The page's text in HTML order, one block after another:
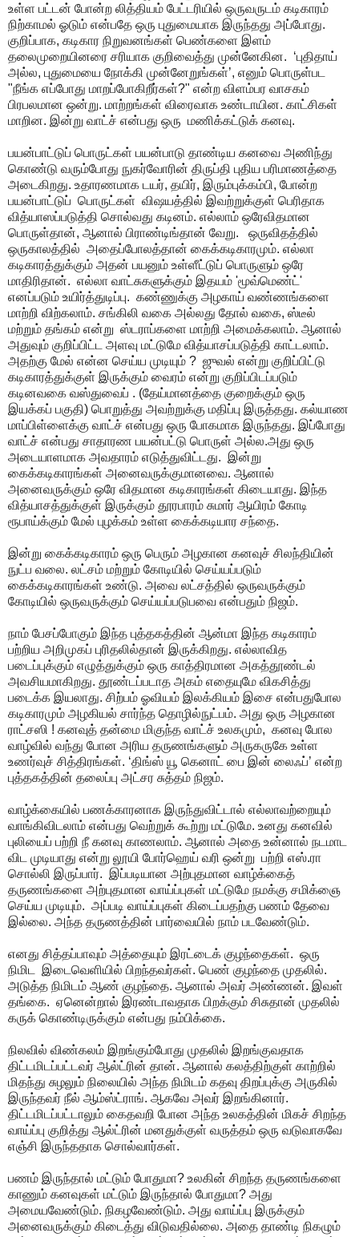
உள்ள பட்டன் போன்ற லித்தியம் பேட்டரியில் ஒருவருடம் கடிகாரம்
நிற்காமல் ஓடும் என்பதே ஒரு புதுமையாக இருந்தது அப்போது.
குறிப்பாக, கடிகார நிறுவனங்கள் பெண்களை இளம்
தலைமுறையினரை சரியாக குறிவைத்து முன்னேகின. ‘புதிதாய்
அல்ல, புதுமையை நோக்கி முன்னேறுங்கள்’, எனும் பொருள்பட
"நீங்க எப்போது மாறப்போகிறீர்கள்?" என்ற விளம்பர வாசகம்
பிரபலமான ஒன்று. மாற்றங்கள் விரைவாக உண்டாயின. காட்சிகள்
மாறின. இன்று வாட்ச் என்பது ஒரு மணிக்கட்டுக் கனவு.
பயன்பாட்டுப் பொருட்கள் பயன்பாடு தாண்டிய கனவை அணிந்து
கொண்டு வரும்போது நுகர்வோரின் திருப்தி புதிய பரிமாணத்தை
அடைகிறது. உதாரணமாக டயர், தயிர், இரும்புக்கம்பி, போன்ற
பயன்பாட்டுப் பொருட்கள் விஷயத்தில் இவற்றுக்குள் பெரிதாக
வித்யாஸப்படுத்தி சொல்வது கடினம். எல்லாம் ஒரேவிதமான
பொருள்தான், ஆனால் பிராண்டிங்தான் வேறு. ஒருவிதத்தில்
ஒருகாலத்தில் அதைப்போலத்தான் கைக்கடிகாரமும். எல்லா
கடிகாரத்துக்கும் அதன் பயனும் உள்ளீட்டுப் பொருளும் ஒரே
மாதிரிதான். எல்லா வாட்சுகளுக்கும் இதயம் 'மூவ்மெண்ட்'
எனப்படும் உயிர்த்துடிப்பு. கண்ணுக்கு அழகாய் வண்ணங்களை
மாற்றி விற்கலாம். சங்கிலி வகை அல்லது தோல் வகை, ஸ்டீல்
மற்றும் தங்கம் என்று ஸ்டராப்களை மாற்றி அமைக்கலாம். ஆனால்
அதுவும் குறிப்பிட்ட அளவு மட்டுமே வித்யாசப்படுத்தி காட்டலாம்.
அதற்கு மேல் என்ன செய்ய முடியும் ? ஜுவல் என்று குறிப்பிட்டு
கடிகாரத்துக்குள் இருக்கும் வைரம் என்று குறிப்பிடப்படும்
கடினவகை வஸ்துவைப் . (தேய்மானத்தை குறைக்கும் ஒரு
இயக்கப் பகுதி) பொறுத்து அவற்றுக்கு மதிப்பு இருத்தது. கல்யாண
மாப்பிள்ளைக்கு வாட்ச் என்பது ஒரு போகமாக இருந்தது. இப்போது
வாட்ச் என்பது சாதாரண பயன்பட்டு பொருள் அல்ல.அது ஒரு
அடையாளமாக அவதாரம் எடுத்துவிட்டது. இன்று
கைக்கடிகாரங்கள் அனைவருக்குமானவை. ஆனால்
அனைவருக்கும் ஒரே விதமான கடிகாரங்கள் கிடையாது. இந்த
வித்யாசத்துக்குள் இருக்கும் தூரபாரம் சுமார் ஆயிரம் கோடி
ரூபாய்க்கும் மேல் புழக்கம் உள்ள கைக்கடியார சந்தை.
இன்று கைக்கடிகாரம் ஒரு பெரும் அழகான கனவுச் சிலந்தியின்
நுட்ப வலை. லட்சம் மற்றும் கோடியில் செய்யப்படும்
கைக்கடிகாரங்கள் உண்டு. அவை லட்சத்தில் ஒருவருக்கும்
கோடியில் ஒருவருக்கும் செய்யப்படுபவை என்பதும் நிஜம்.
நாம் பேசப்போகும் இந்த புத்தகத்தின் ஆன்மா இந்த கடிகாரம்
பற்றிய அறிமுகப் புரிதலில்தான் இருக்கிறது. எல்லாவித
படைப்புக்கும் எழுத்துக்கும் ஒரு காத்திரமான அகத்தூண்டல்
அவசியமாகிறது. தூண்டப்படாத அகம் எதையுமே விகசித்து
படைக்க இயலாது. சிற்பம் ஓவியம் இலக்கியம் இசை என்பதுபோல
கடிகாரமும் அழகியல் சார்ந்த தொழில்நுட்பம். அது ஒரு அழகான
ராட்சஸி ! கனவுத் தன்மை மிகுந்த வாட்ச் உலகமும், கனவு போல
வாழ்வில் வந்து போன அரிய தருணங்களும் அருகருகே உள்ள
உணர்வுச் சித்திரங்கள். ‘திங்ஸ் யூ கெனாட் பை இன் லைஃப்’ என்ற
புத்தகத்தின் தலைப்பு அட்சர சுத்தம் நிஜம்.
வாழ்க்கையில் பணக்காரனாக இருந்துவிட்டால் எல்லாவற்றையும்
வாங்கிவிடலாம் என்பது வெற்றுக் கூற்று மட்டுமே. உனது கனவில்
புலியைப் பற்றி நீ கனவு காணலாம். ஆனால் அதை உன்னால் நடமாட
விட முடியாது என்று லூயி போர்ஹெய் வரி ஒன்று பற்றி எஸ்.ரா
சொல்லி இருப்பார். இப்படியான அற்புதமான வாழ்க்கைத்
தருணங்களை அற்புதமான வாய்ப்புகள் மட்டுமே நமக்கு சமிக்ஞை
செய்ய முடியும். அப்படி வாய்ப்புகள் கிடைப்பதற்கு பணம் தேவை
இல்லை. அந்த தருணத்தின் பார்வையில் நாம் படவேண்டும்.
எனது சித்தப்பாவும் அத்தையும் இரட்டைக் குழந்தைகள். ஒரு
நிமிட இடைவெளியில் பிறந்தவர்கள். பெண் குழந்தை முதலில்.
அடுத்த நிமிடம் ஆண் குழந்தை. ஆனால் அவர் அண்ணன். இவள்
தங்கை. ஏனென்றால் இரண்டாவதாக பிறக்கும் சிசுதான் முதலில்
கருக் கொண்டிருக்கும் என்பது நம்பிக்கை.
நிலவில் விண்கலம் இறங்கும்போது முதலில் இறங்குவதாக
திட்டமிடப்பட்டவர் ஆல்ட்ரின் தான். ஆனால் கலத்திற்குள் காற்றில்
மிதந்து சுழலும் நிலையில் அந்த நிமிடம் கதவு திறப்புக்கு அருகில்
இருந்தவர் நீல் ஆம்ஸ்ட்ராங். ஆகவே அவர் இறங்கினார்.
திட்டமிடப்பட்டாலும் கைதவறி போன அந்த உலகத்தின் மிகச் சிறந்த
வாய்ப்பு குறித்து ஆல்ட்ரின் மனதுக்குள் வருத்தம் ஒரு வடுவாகவே
எஞ்சி இருந்ததாக சொல்வார்கள்.
பணம் இருந்தால் மட்டும் போதுமா? உலகின் சிறந்த தருணங்களை
காணும் கனவுகள் மட்டும் இருந்தால் போதுமா? அது
அமையவேண்டும். நிகழவேண்டும். அது வாய்ப்பு இருக்கும்
அனைவருக்கும் கிடைத்து விடுவதில்லை. அதை தாண்டி நிகழும்